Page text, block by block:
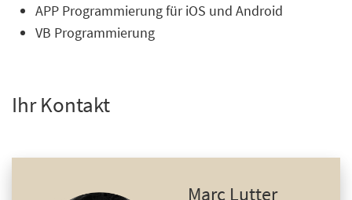
APP Programmierung für iOS und Android
VB Programmierung
Ihr Kontakt
Marc Lutter